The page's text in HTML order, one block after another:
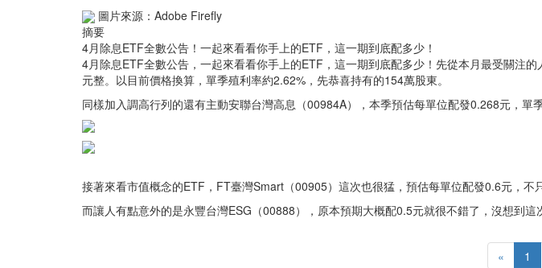
圖片來源：Adobe Firefly
摘要
4月除息ETF全數公告！一起來看看你手上的ETF，這一期到底配多少！
4月除息ETF全數公告，一起來看看你手上的ETF，這一期到底配多少！先從本月最受關注
元整。以目前價格換算，單季殖利率約2.62%，先恭喜持有的154萬股東。
同樣加入調高行列的還有主動安聯台灣高息（00984A），本季預估每單位配發0.268元，單
接著來看市值概念的ETF，FT臺灣Smart（00905）這次也很猛，預估每單位配發0.6元，不
而讓人有點意外的是永豐台灣ESG（00888），原本預期大概配0.5元就很不錯了，沒想到
« 1